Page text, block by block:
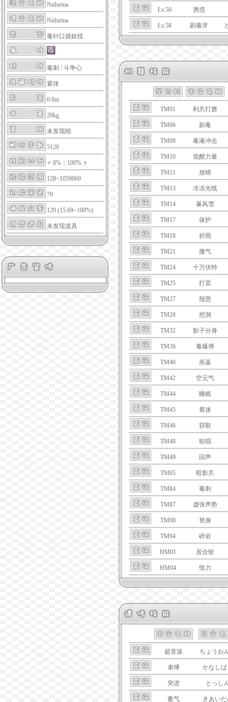
Nidorina
Nidorina
毒针口袋妖怪
毒刺 /斗争心
紧张
0.8m
20kg
未发现组
5120
♂ 0%：100% ♀
128~1059860
70
120 (15.69~100%)
未发现道具
Lv.50 诱惑
Lv.58 剧毒牙
TM01 利爪打磨
TM06 剧毒
TM09 毒液冲击
TM10 觉醒力量
TM11 放晴
TM13 冷冻光线
TM14 暴风雪
TM17 保护
TM18 祈雨
TM21 撒气
TM24 十万伏特
TM25 打雷
TM27 报恩
TM28 挖洞
TM32 影子分身
TM36 毒爆弹
TM40 燕返
TM42 空元气
TM44 睡眠
TM45 着迷
TM46 窃取
TM48 轮唱
TM49 回声
TM65 暗影爪
TM84 毒刺
TM87 虚张声势
TM90 替身
TM94 碎岩
HM01 居合斩
HM04 怪力
超音波 ちょうお
束缚 かなし
突进 とっし
蓄气 きあい